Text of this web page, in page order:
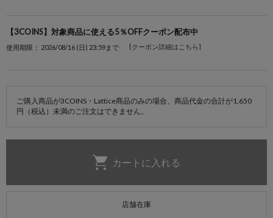
【3COINS】対象商品に使える5％OFFクーポン配布中
使用期限： 2026/08/16 (日) 23:59まで [クーポン詳細はこちら]
ご購入商品が3COINS・Lattice商品のみの場合、商品代金の合計が1,650
円（税込）未満のご注文はできません。
店舗在庫